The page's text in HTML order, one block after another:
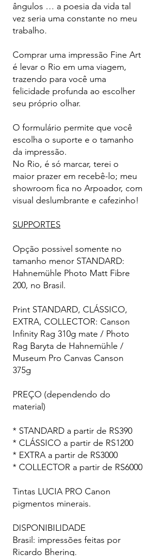
ângulos … a poesia da vida tal
vez seria uma constante no meu
trabalho.
Comprar uma impressão Fine Art
é levar o Rio em uma viagem,
trazendo para você uma
felicidade profunda ao escolher
seu próprio olhar.
O formulário permite que você
escolha o suporte e o tamanho
da impressão.
No Rio, é só marcar, terei o
maior prazer em recebê-lo; meu
showroom fica no Arpoador, com
visual deslumbrante e cafezinho!
SUPPORTES
Opção possivel somente no
tamanho menor STANDARD:
Hahnemühle Photo Matt Fibre
200, no Brasil.
Print STANDARD, CLÁSSICO,
EXTRA, COLLECTOR: Canson
Infinity Rag 310g mate / Photo
Rag Baryta de Hahnemühle /
Museum Pro Canvas Canson
375g
PREÇO (dependendo do
material)
* STANDARD a partir de RS390
* CLÁSSICO a partir de RS1200
* EXTRA a partir de RS3000
* COLLECTOR a partir de RS6000
Tintas LUCIA PRO Canon
pigmentos minerais.
DISPONIBILIDADE
Brasil: impressões feitas por
Ricardo Bhering.